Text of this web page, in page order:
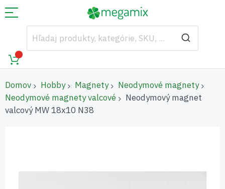
Domov Hobby Magnety
Neodymové magnety
Neodymové magnety valcové
Neodymový magnet
valcový MW 18x10 N38